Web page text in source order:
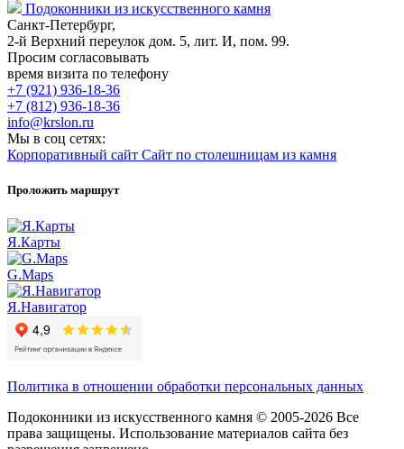
Подоконники из искусственного камня
Санкт-Петербург,
2-й Верхний переулок дом. 5, лит. И, пом. 99.
Просим согласовывать
время визита по телефону
+7 (921) 936-18-36
+7 (812) 936-18-36
info@krslon.ru
Мы в соц сетях:
Корпоративный сайт Сайт по столешницам из камня
Проложить маршрут
Я.Карты
G.Maps
Я.Навигатор
Политика в отношении обработки персональных данных
Подоконники из искусственного камня © 2005-2026 Все
права защищены. Использование материалов сайта без